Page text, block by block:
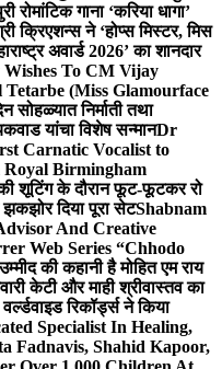
गाना ‘करिया धागा’
क्रिएशन्स ने ‘होप्स मिस्टर, मिस
अवार्ड 2026’ का शानदार
To CM Vijay
(Miss Glamourface
सोहळ्यात निर्माती तथा
यांचा विशेष सन्मानDr
Carnatic Vocalist to
Royal Birmingham
शूटिंग के दौरान फूट-फूटकर रो
झकझोर दिया पूरा सेटShabnam
And Creative
Web Series “Chhodo
की कहानी है मोहित एम राय
केटी और माही श्रीवास्तव का
रिकॉर्ड्स ने किया
Specialist In Healing,
Fadnavis, Shahid Kapoor,